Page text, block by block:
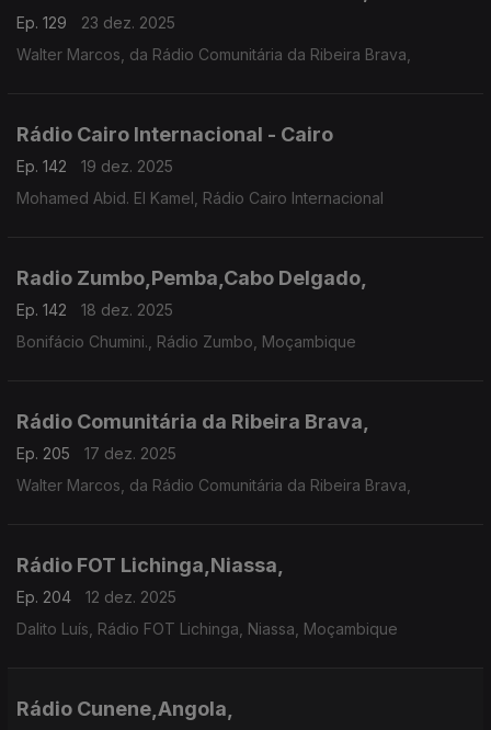
Ep. 129
23 dez. 2025
Walter Marcos, da Rádio Comunitária da Ribeira Brava,
Rádio Cairo Internacional - Cairo
Ep. 142
19 dez. 2025
Mohamed Abid. El Kamel, Rádio Cairo Internacional
Radio Zumbo,Pemba,Cabo Delgado,
Ep. 142
18 dez. 2025
Bonifácio Chumini., Rádio Zumbo, Moçambique
Rádio Comunitária da Ribeira Brava,
Ep. 205
17 dez. 2025
Walter Marcos, da Rádio Comunitária da Ribeira Brava,
Rádio FOT Lichinga,Niassa,
Ep. 204
12 dez. 2025
Dalito Luís, Rádio FOT Lichinga, Niassa, Moçambique
Rádio Cunene,Angola,